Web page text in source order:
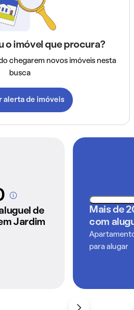
o imóvel que procura?
chegarem novos imóveis nesta
busca
alerta de imóveis
dos imóveis
pelode
Jardim
Mais de
com
para alugar